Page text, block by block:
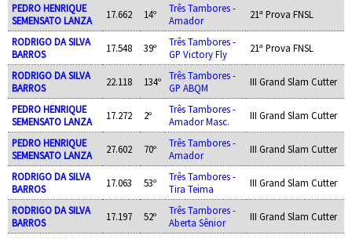
PEDRO HENRIQUE
SEMENSATO LANZA
17.662 14º
Três Tambores -
Amador
21ª Prova FNSL
RODRIGO DA SILVA
BARROS
17.548 39º
Três Tambores -
GP Victory Fly
21ª Prova FNSL
RODRIGO DA SILVA
BARROS
22.118 134º
Três Tambores -
GP ABQM
III Grand Slam Cutter
PEDRO HENRIQUE
SEMENSATO LANZA
17.272 2º
Três Tambores -
Amador Masc.
III Grand Slam Cutter
PEDRO HENRIQUE
SEMENSATO LANZA
27.602 70º
Três Tambores -
Amador
III Grand Slam Cutter
RODRIGO DA SILVA
BARROS
17.063 53º
Três Tambores -
Tira Teima
III Grand Slam Cutter
RODRIGO DA SILVA
BARROS
17.197 52º
Três Tambores -
Aberta Sênior
III Grand Slam Cutter